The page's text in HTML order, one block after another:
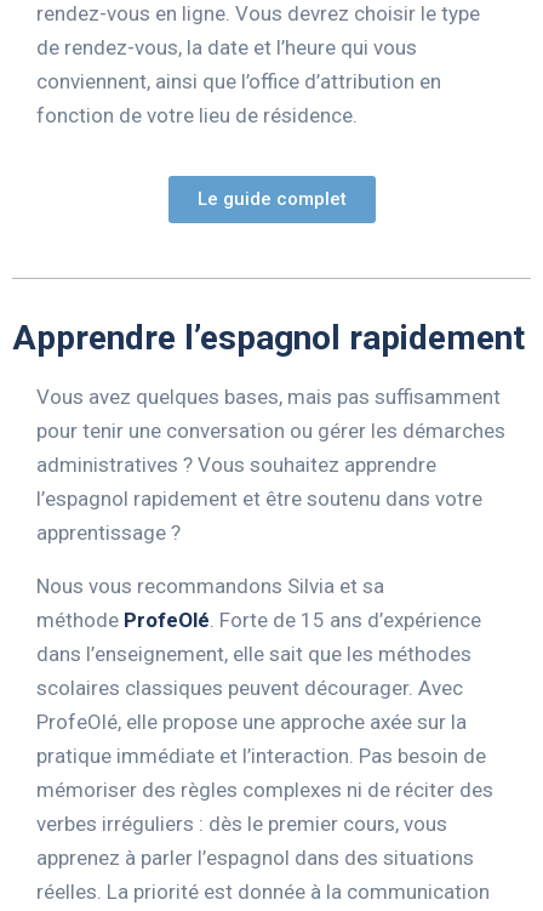
rendez-vous en ligne. Vous devrez choisir le type
de rendez-vous, la date et l’heure qui vous
conviennent, ainsi que l’office d’attribution en
fonction de votre lieu de résidence.
Le guide complet
Apprendre l’espagnol rapidement
Vous avez quelques bases, mais pas suffisamment
pour tenir une conversation ou gérer les démarches
administratives ? Vous souhaitez apprendre
l’espagnol rapidement et être soutenu dans votre
apprentissage ?
Nous vous recommandons Silvia et sa
méthode ProfeOlé. Forte de 15 ans d’expérience
dans l’enseignement, elle sait que les méthodes
scolaires classiques peuvent décourager. Avec
ProfeOlé, elle propose une approche axée sur la
pratique immédiate et l’interaction. Pas besoin de
mémoriser des règles complexes ni de réciter des
verbes irréguliers : dès le premier cours, vous
apprenez à parler l’espagnol dans des situations
réelles. La priorité est donnée à la communication